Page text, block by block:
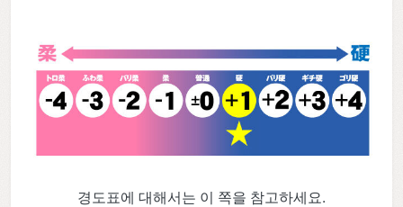
경도표에 대해서는 이 쪽을 참고하세요.